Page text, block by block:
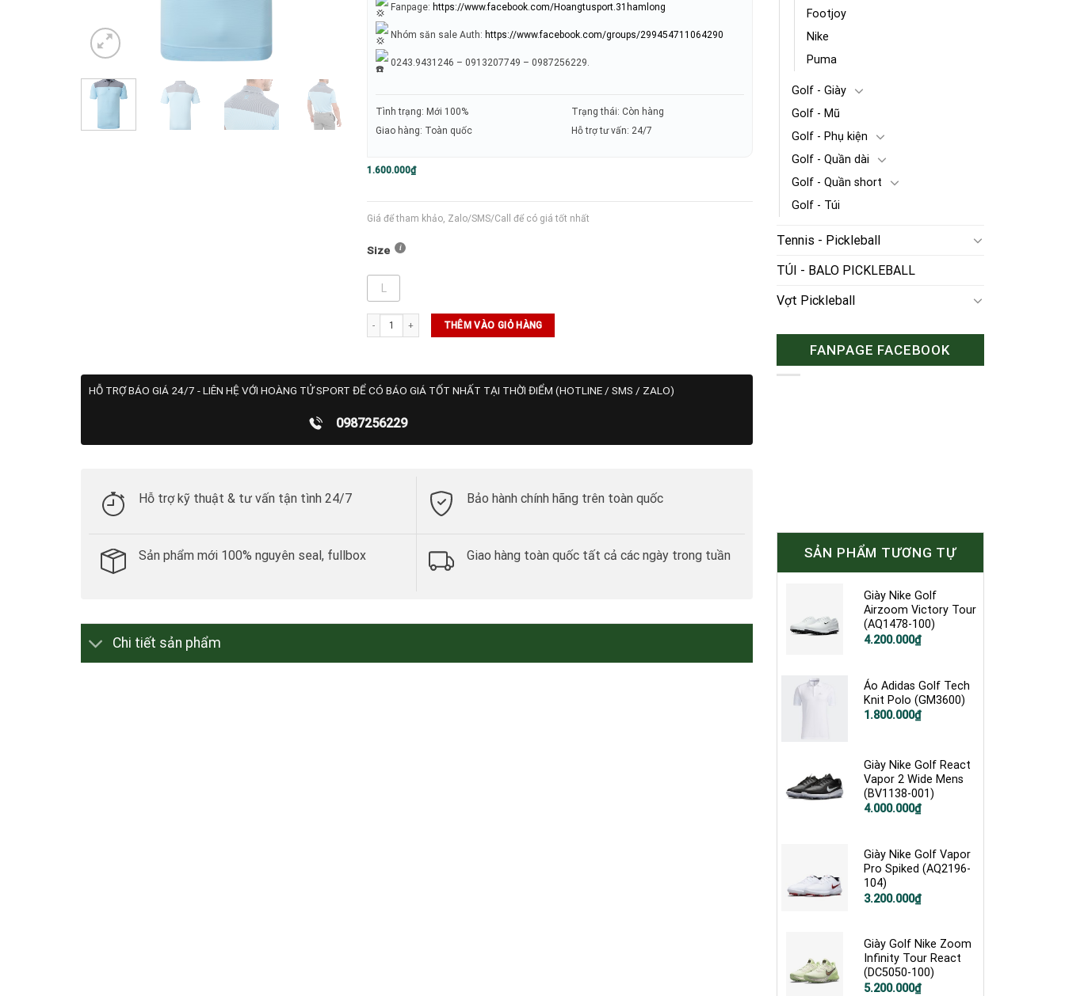
Fanpage: https://www.facebook.com/Hoangtusport.31hamlong
Nhóm săn sale Auth: https://www.facebook.com/groups/299454711064290
0243.9431246 – 0913207749 – 0987256229.
Tình trạng: Mới 100%
Giao hàng: Toàn quốc
Trạng thái: Còn hàng
Hỗ trợ tư vấn: 24/7
1.600.000₫
Giá để tham khảo, Zalo/SMS/Call để có giá tốt nhất
Size
Áo Golf FJ End Of End Block Lisle (82224) số lượng
THÊM VÀO GIỎ HÀNG
HỖ TRỢ BÁO GIÁ 24/7 - LIÊN HỆ VỚI HOÀNG TỬ SPORT ĐỂ CÓ BÁO GIÁ TỐT NHẤT TẠI THỜI ĐIỂM (HOTLINE / SMS / ZALO)
0987256229
Hỗ trợ kỹ thuật & tư vấn tận tình 24/7 Bảo hành chính hãng trên toàn quốc
Sản phẩm mới 100% nguyên seal, fullbox Giao hàng toàn quốc tất cả các ngày trong tuần
Chi tiết sản phẩm
Footjoy
Nike
Puma
Golf - Giày
Golf - Mũ
Golf - Phụ kiện
Golf - Quần dài
Golf - Quần short
Golf - Túi
Tennis - Pickleball
TÚI - BALO PICKLEBALL
Vợt Pickleball
FANPAGE FACEBOOK
SẢN PHẨM TƯƠNG TỰ
Giày Nike Golf
Airzoom Victory Tour
(AQ1478-100)
Giá
4.200.000₫
Giá
4.200.000₫.
Áo Adidas Golf Tech
Knit Polo (GM3600)
1.800.000₫
Giày Nike Golf React
Vapor 2 Wide Mens
(BV1138-001)
Giá
4.000.000₫
Giá
4.000.000₫.
Giày Nike Golf Vapor
Pro Spiked (AQ2196-
104)
Giá
3.200.000₫
Giá
3.200.000₫.
Giày Golf Nike Zoom
Infinity Tour React
(DC5050-100)
Giá
5.200.000₫
Giá